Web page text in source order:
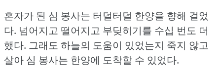
혼자가 된 심 봉사는 터덜터덜 한양을 향해 걸었
다. 넘어지고 떨어지고 부딪히기를 수십 번도 더
했다. 그래도 하늘의 도움이 있었는지 죽지 않고
살아 심 봉사는 한양에 도착할 수 있었다.